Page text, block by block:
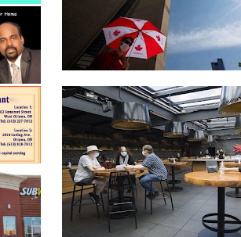
கொவிட்-19: கனடாவில் கடந்த
24 மணித்த...